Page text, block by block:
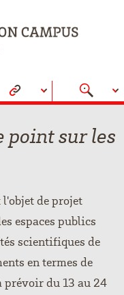
point sur les
de projet
espaces publics
scientifiques de
en termes de
prévoir du 13 au 24